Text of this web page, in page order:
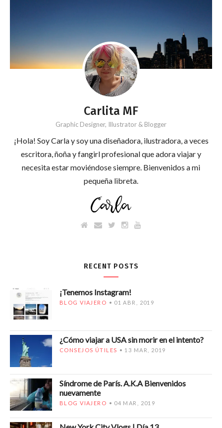
Carlita MF
Graphic Designer, Illustrator & Blogger
¡Hola! Soy Carla y soy una diseñadora, ilustradora, a veces
escritora, ñoña y fangirl profesional que adora viajar y
necesita estar moviéndose siempre. Bienvenidos a mi
pequeña libreta.
RECENT POSTS
¡Tenemos Instagram!
BLOG VIAJERO 01 ABR, 2019
¿Cómo viajar a USA sin morir en el intento?
CONSEJOS ÚTILES 13 MAR, 2019
Síndrome de París. A.K.A Bienvenidos
nuevamente
BLOG VIAJERO 04 MAR, 2019